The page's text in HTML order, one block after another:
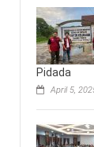
Pidada
April 5,